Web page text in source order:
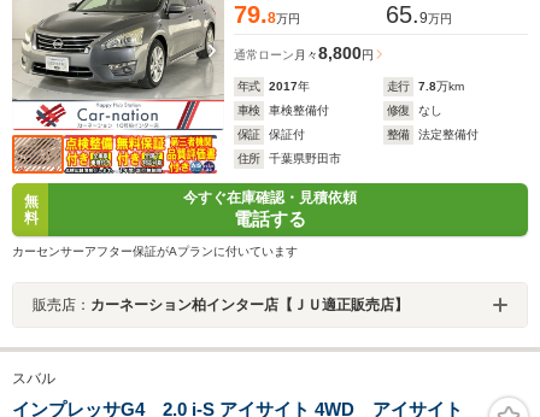
79.8万円 65.9万円
通常ローン 月々8,800円
年式 2017年 走行 7.8万km
車検
車検整備付 修復
なし
保証
保証付 整備
法定整備付
住所
千葉県野田市
無
料
今すぐ在庫確認・見積依頼
電話する
カーセンサーアフター保証がAプランに付いています
販売店： カーネーション柏インター店【ＪＵ適正販売店】
スバル
インプレッサG4 2.0 i-S アイサイト 4WD アイサイト